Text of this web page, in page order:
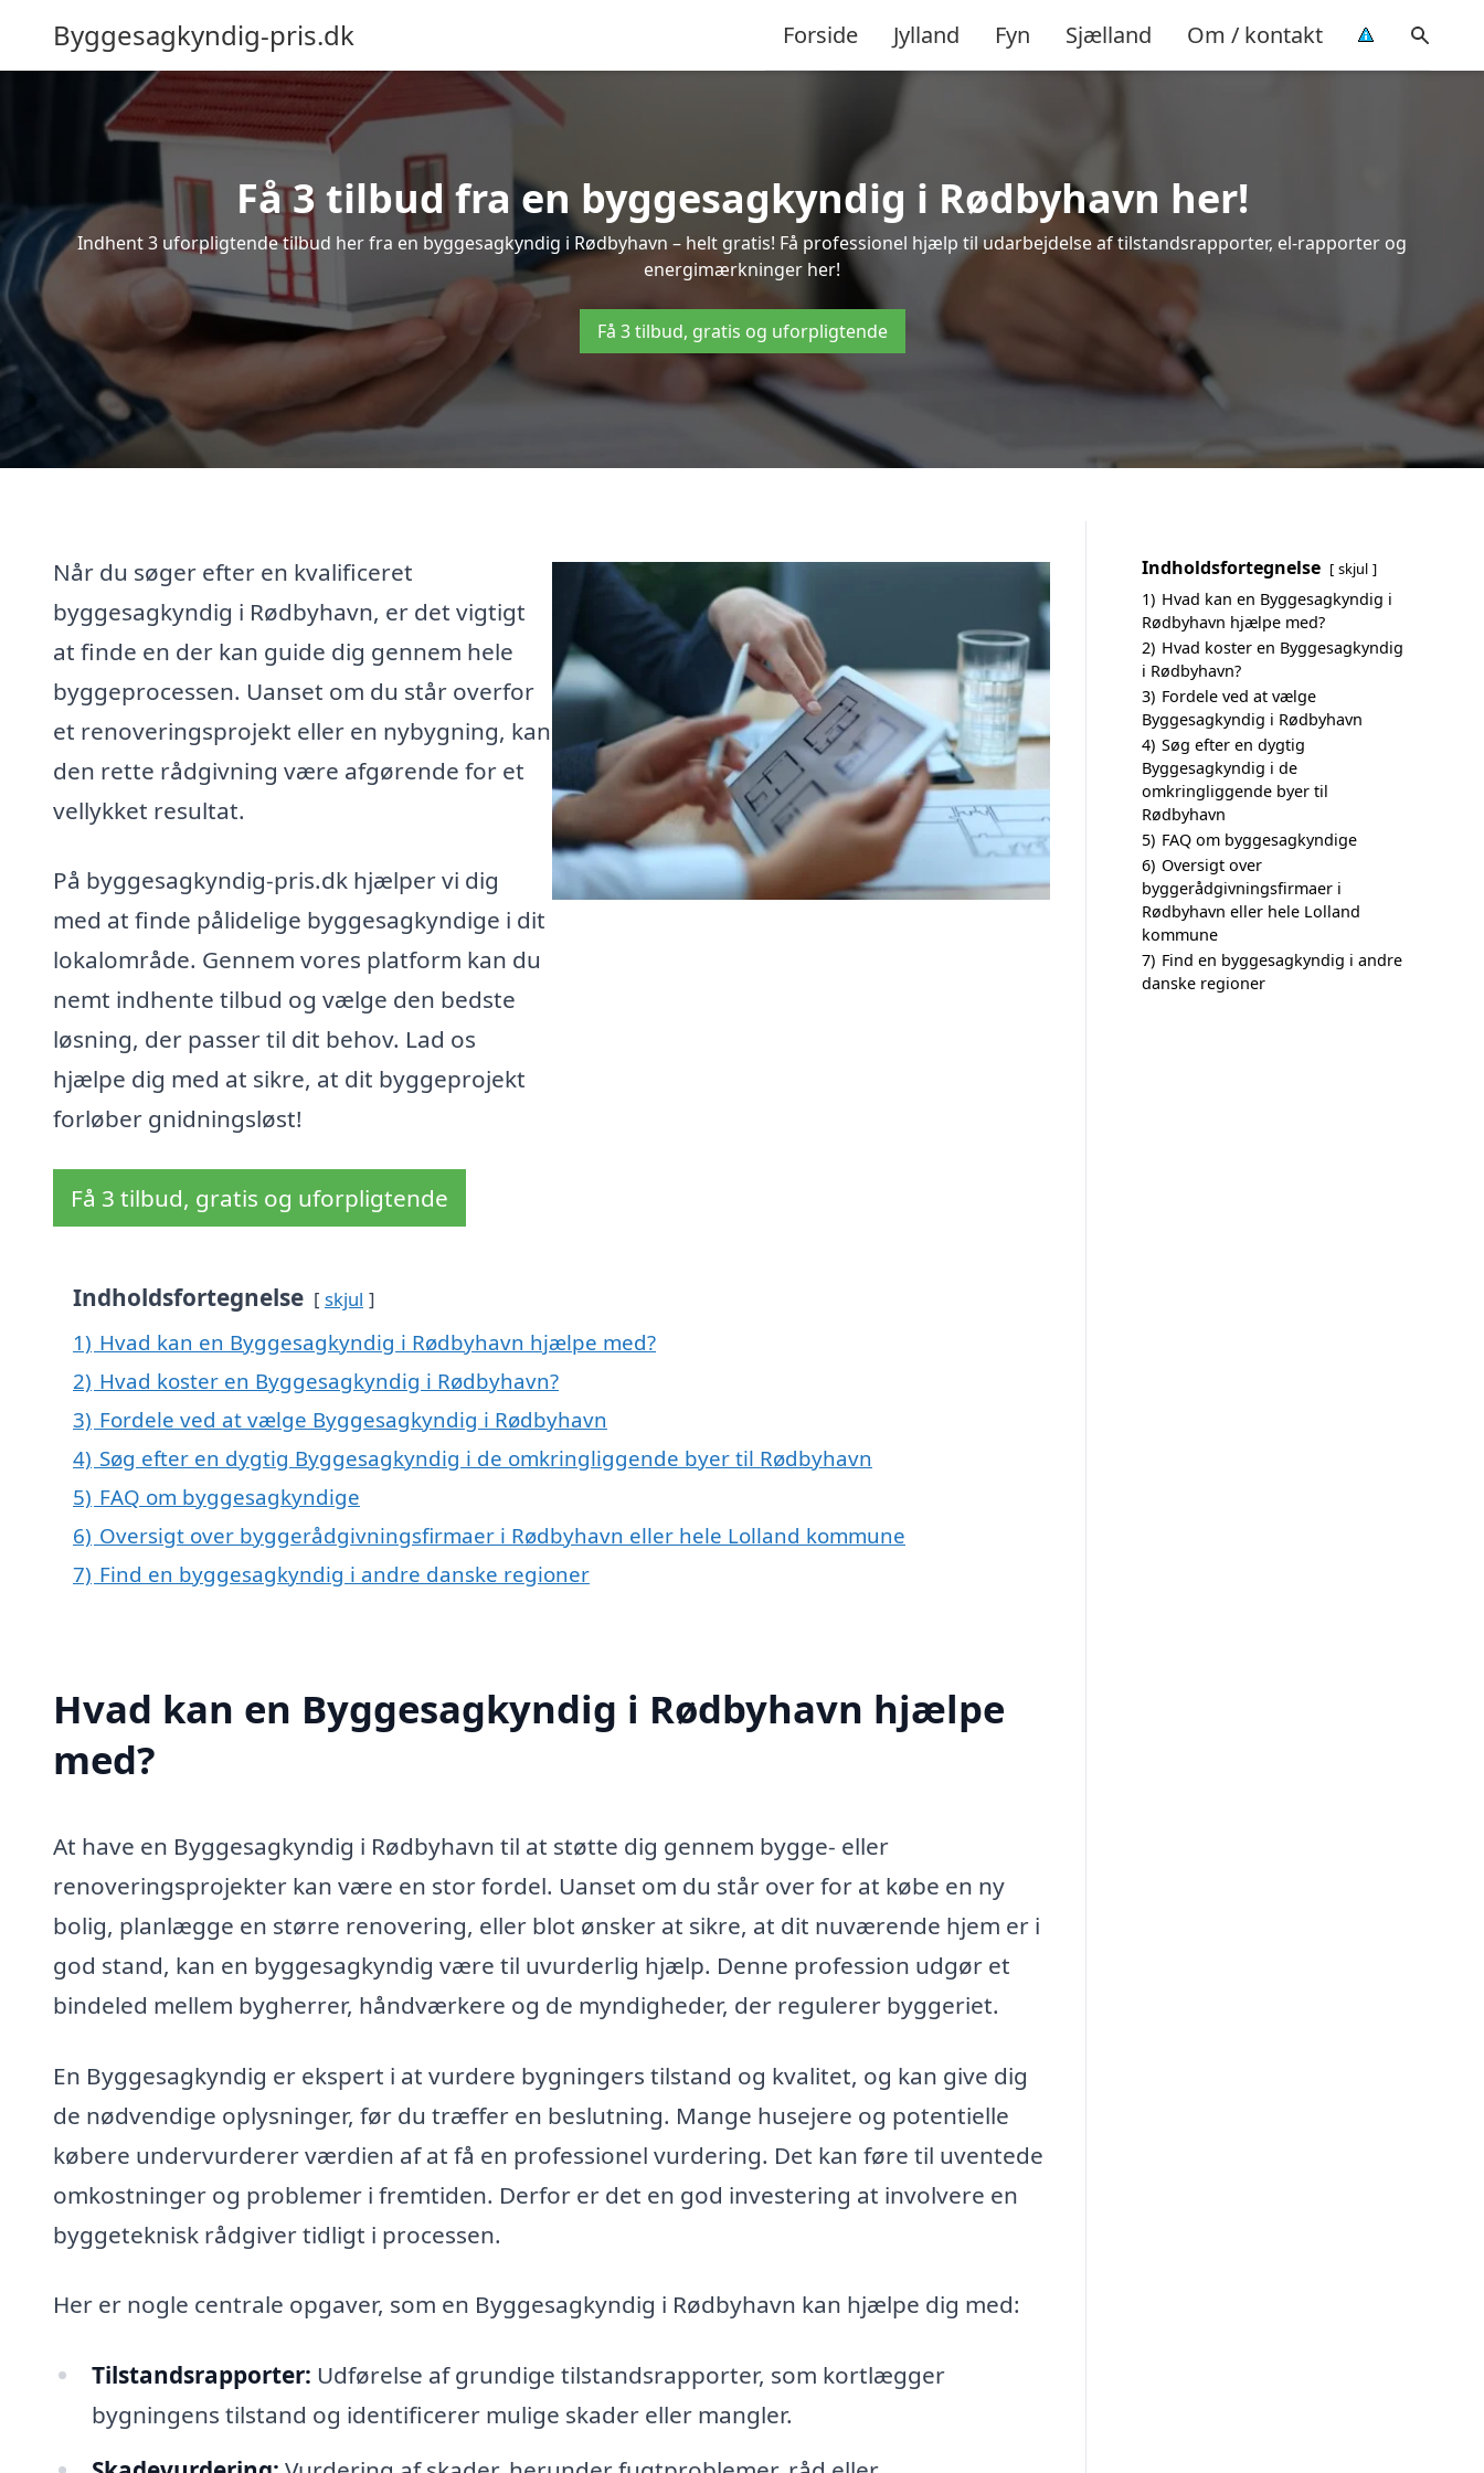
Byggesagkyndig-pris.dk Forside Jylland Fyn Sjælland Om / kontakt
Få 3 tilbud fra en byggesagkyndig i Rødbyhavn her!
Indhent 3 uforpligtende tilbud her fra en byggesagkyndig i Rødbyhavn – helt gratis! Få professionel hjælp til udarbejdelse af tilstandsrapporter, el-rapporter og
energimærkninger her!
Få 3 tilbud, gratis og uforpligtende
Når du søger efter en kvalificeret
byggesagkyndig i Rødbyhavn, er det vigtigt
at finde en der kan guide dig gennem hele
byggeprocessen. Uanset om du står overfor
et renoveringsprojekt eller en nybygning, kan
den rette rådgivning være afgørende for et
vellykket resultat.
På byggesagkyndig-pris.dk hjælper vi dig
med at finde pålidelige byggesagkyndige i dit
lokalområde. Gennem vores platform kan du
nemt indhente tilbud og vælge den bedste
løsning, der passer til dit behov. Lad os
hjælpe dig med at sikre, at dit byggeprojekt
forløber gnidningsløst!
Få 3 tilbud, gratis og uforpligtende
Indholdsfortegnelse skjul
1) Hvad kan en Byggesagkyndig i Rødbyhavn hjælpe med?
2) Hvad koster en Byggesagkyndig i Rødbyhavn?
3) Fordele ved at vælge Byggesagkyndig i Rødbyhavn
4) Søg efter en dygtig Byggesagkyndig i de omkringliggende byer til Rødbyhavn
5) FAQ om byggesagkyndige
6) Oversigt over byggerådgivningsfirmaer i Rødbyhavn eller hele Lolland kommune
7) Find en byggesagkyndig i andre danske regioner
Hvad kan en Byggesagkyndig i Rødbyhavn hjælpe
med?
At have en Byggesagkyndig i Rødbyhavn til at støtte dig gennem bygge- eller
renoveringsprojekter kan være en stor fordel. Uanset om du står over for at købe en ny
bolig, planlægge en større renovering, eller blot ønsker at sikre, at dit nuværende hjem er i
god stand, kan en byggesagkyndig være til uvurderlig hjælp. Denne profession udgør et
bindeled mellem bygherrer, håndværkere og de myndigheder, der regulerer byggeriet.
En Byggesagkyndig er ekspert i at vurdere bygningers tilstand og kvalitet, og kan give dig
de nødvendige oplysninger, før du træffer en beslutning. Mange husejere og potentielle
købere undervurderer værdien af at få en professionel vurdering. Det kan føre til uventede
omkostninger og problemer i fremtiden. Derfor er det en god investering at involvere en
byggeteknisk rådgiver tidligt i processen.
Her er nogle centrale opgaver, som en Byggesagkyndig i Rødbyhavn kan hjælpe dig med:
Tilstandsrapporter: Udførelse af grundige tilstandsrapporter, som kortlægger
bygningens tilstand og identificerer mulige skader eller mangler.
Indholdsfortegnelse skjul
1) Hvad kan en Byggesagkyndig i
Rødbyhavn hjælpe med?
2) Hvad koster en Byggesagkyndig
i Rødbyhavn?
3) Fordele ved at vælge
Byggesagkyndig i Rødbyhavn
4) Søg efter en dygtig
Byggesagkyndig i de
omkringliggende byer til
Rødbyhavn
5) FAQ om byggesagkyndige
6) Oversigt over
byggerådgivningsfirmaer i
Rødbyhavn eller hele Lolland
kommune
7) Find en byggesagkyndig i andre
danske regioner